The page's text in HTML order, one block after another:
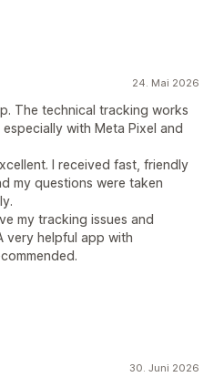
24. Mai 2026
The technical tracking works
with Meta Pixel and
I received fast, friendly
my questions were taken
my tracking issues and
very helpful app with
30. Juni 2026